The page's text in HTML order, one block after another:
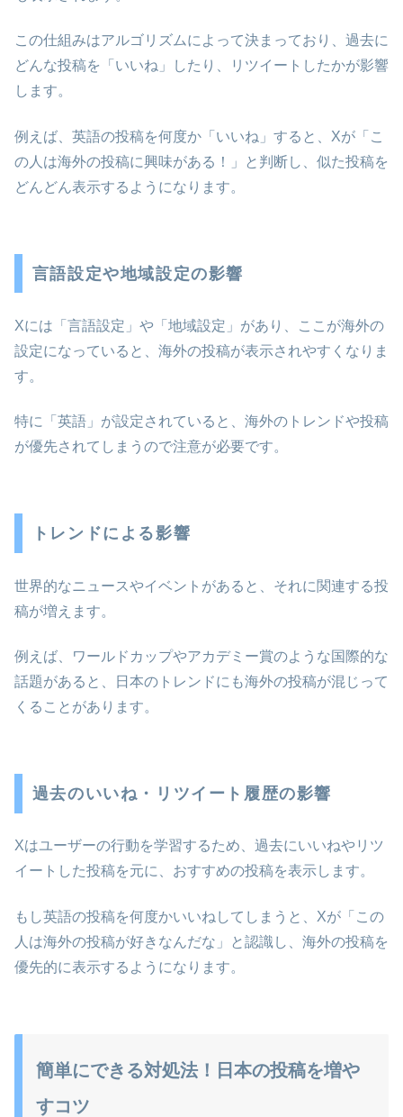
この仕組みはアルゴリズムによって決まっており、過去に
どんな投稿を「いいね」したり、リツイートしたかが影響
します。
例えば、英語の投稿を何度か「いいね」すると、Xが「こ
の人は海外の投稿に興味がある！」と判断し、似た投稿を
どんどん表示するようになります。
言語設定や地域設定の影響
Xには「言語設定」や「地域設定」があり、ここが海外の
設定になっていると、海外の投稿が表示されやすくなりま
す。
特に「英語」が設定されていると、海外のトレンドや投稿
が優先されてしまうので注意が必要です。
トレンドによる影響
世界的なニュースやイベントがあると、それに関連する投
稿が増えます。
例えば、ワールドカップやアカデミー賞のような国際的な
話題があると、日本のトレンドにも海外の投稿が混じって
くることがあります。
過去のいいね・リツイート履歴の影響
Xはユーザーの行動を学習するため、過去にいいねやリツ
イートした投稿を元に、おすすめの投稿を表示します。
もし英語の投稿を何度かいいねしてしまうと、Xが「この
人は海外の投稿が好きなんだな」と認識し、海外の投稿を
優先的に表示するようになります。
簡単にできる対処法！日本の投稿を増や
すコツ